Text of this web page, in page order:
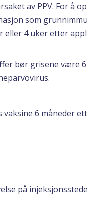
av PPV. For å
som
eller 4 uker etter
bør grisene være
vaksine 6 måneder
på